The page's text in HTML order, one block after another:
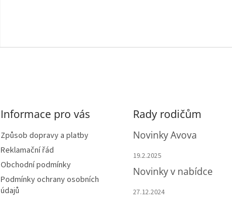
Informace pro vás
Způsob dopravy a platby
Reklamační řád
Obchodní podmínky
Podmínky ochrany osobních
údajů
Rady rodičům
Novinky Avova
19.2.2025
Novinky v nabídce
27.12.2024